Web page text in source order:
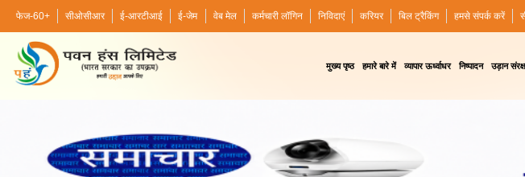
फेज-60+ सीओसीआर ई-आरटीआई ई-जेम वेब मेल कर्मचारी लॉगिन निविदाएं करियर बिल ट्रैकिंग हमसे संपर्क करें
मुख्य पृष्ठ हमारे बारे में व्यापार ऊर्ध्वाधर निष्पादन उड़ान